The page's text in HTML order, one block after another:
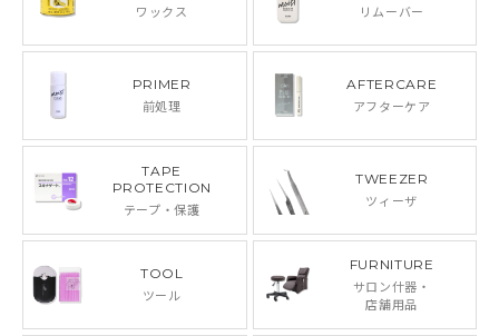
ワックス リムーバー
PRIMER
前処理
AFTERCARE
アフターケア
TAPE
PROTECTION
テープ・保護
TWEEZER
ツィーザ
TOOL
ツール
FURNITURE
サロン什器・
店舗用品